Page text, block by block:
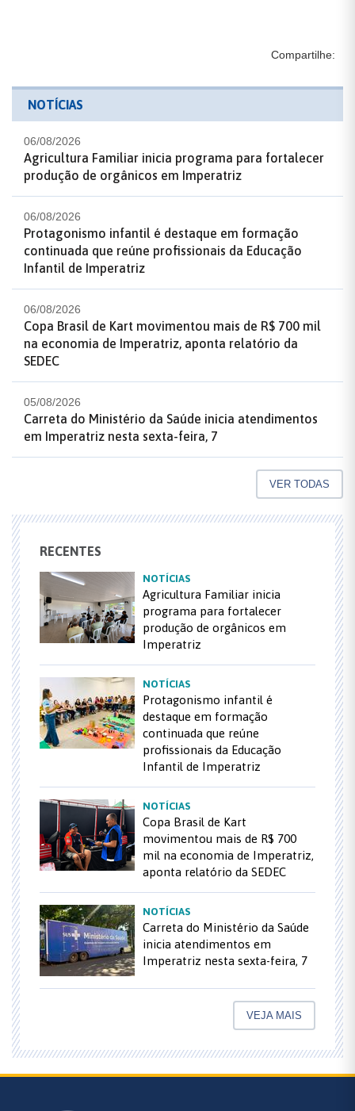
Compartilhe:
NOTÍCIAS
06/08/2026
Agricultura Familiar inicia programa para fortalecer
produção de orgânicos em Imperatriz
06/08/2026
Protagonismo infantil é destaque em formação
continuada que reúne profissionais da Educação
Infantil de Imperatriz
06/08/2026
Copa Brasil de Kart movimentou mais de R$ 700 mil
na economia de Imperatriz, aponta relatório da
SEDEC
05/08/2026
Carreta do Ministério da Saúde inicia atendimentos
em Imperatriz nesta sexta-feira, 7
VER TODAS
RECENTES
NOTÍCIAS
Agricultura Familiar inicia
programa para fortalecer
produção de orgânicos em
Imperatriz
NOTÍCIAS
Protagonismo infantil é
destaque em formação
continuada que reúne
profissionais da Educação
Infantil de Imperatriz
NOTÍCIAS
Copa Brasil de Kart
movimentou mais de R$ 700
mil na economia de Imperatriz,
aponta relatório da SEDEC
NOTÍCIAS
Carreta do Ministério da Saúde
inicia atendimentos em
Imperatriz nesta sexta-feira, 7
VEJA MAIS